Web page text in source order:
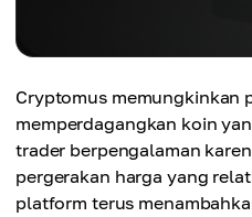
Cryptomus memungkinkan
memperdagangkan koin
trader berpengalaman
pergerakan harga yang
platform terus